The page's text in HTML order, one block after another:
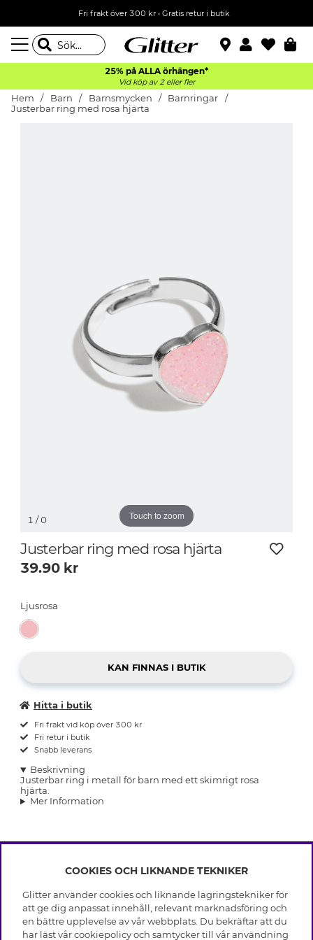
Fri frakt över 300 kr• Gratis retur i butik
25% på ALLA örhängen*
Vid köp av 2 eller fler
Hem Barn Barnsmycken
Barnringar
Justerbar ring med rosa hjärta
Touch to zoom
1 / 0
Justerbar ring med rosa hjärta
39.90 kr
Ljusrosa
Hitta i butik
Fri frakt vid köp över 300 kr
Fri retur i butik
Snabb leverans
Beskrivning
Justerbar ring i metall för barn med ett skimrigt rosa
hjärta.
Mer Information
INFO
Leverans
Villkor
Integritetspolicy
OM GLITTER
Black Friday
COOKIES OCH LIKNANDE TEKNIKER
Glitter använder cookies och liknande lagringstekniker för
att ge dig anpassat innehåll, relevant marknadsföring och
en bättre upplevelse av vår webbplats. Du bekräftar att du
har läst vår cookiepolicy och samtycker till vår användning